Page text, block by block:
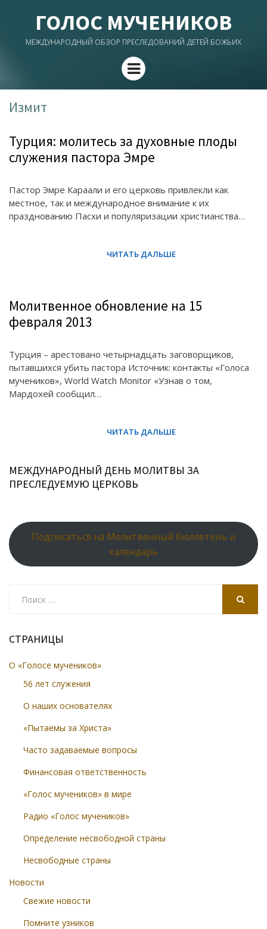
ГОЛОС МУЧЕНИКОВ
МЕЖДУНАРОДНЫЙ ОБЗОР ПРЕСЛЕДОВАНИЙ ДЕТЕЙ БОЖЬИХ
Menu
Измит
Турция: молитесь за духовные плоды
служения пастора Эмре
Пастор Эмре Караали и его церковь привлекли как
местное, так и международное внимание к их
празднованию Пасхи и популяризации христианства…
Молитвенное обновление на 15
февраля 2013
Турция – арестовано четырнадцать заговорщиков,
пытавшихся убить пастора Источник: контакты «Голоса
мучеников», World Watch Monitor «Узнав о том,
Мардохей сообщил…
МЕЖДУНАРОДНЫЙ ДЕНЬ МОЛИТВЫ ЗА
ПРЕСЛЕДУЕМУЮ ЦЕРКОВЬ
Подписаться на Молитвенный бюллетень и
календарь
СТРАНИЦЫ
О «Голосе мучеников»
56 лет служения
О наших основателях
«Пытаемы за Христа»
Часто задаваемые вопросы
Финансовая ответственность
«Голос мучеников» в мире
Радио «Голос мучеников»
Определение несвободной страны
Несвободные страны
Новости
Свежие новости
Помните узников